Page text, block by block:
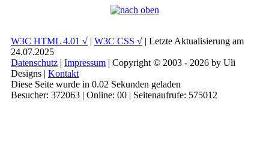
W3C HTML 4.01 √ | W3C CSS √ | Letzte Aktualisierung am
24.07.2025
Datenschutz | Impressum | Copyright © 2003 - 2026 by Uli
Designs | Kontakt
Diese Seite wurde in 0.02 Sekunden geladen
Besucher: 372063 | Online: 00 | Seitenaufrufe: 575012